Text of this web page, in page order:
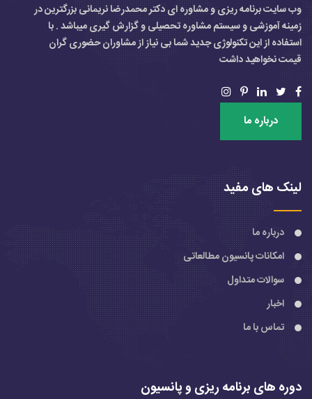
وب سایت برنامه ریزی و مشاوره ای دکتر محمدرضا نریمانی بزرگترین در
زمینه آموزشی و سیستم مشاوره تحصیلی و گزارش گیری میباشد . با
استفاده از این تکنولوژی جدید شما بی نیاز از مشاوران حضوری گران
قیمت نخواهید داشت
درباره ما
لینک های مفید
درباره ما
امکانات پانسیون مطالعاتی
سوالات متداول
اخبار
تماس با ما
دوره های برنامه ریزی و پانسیون